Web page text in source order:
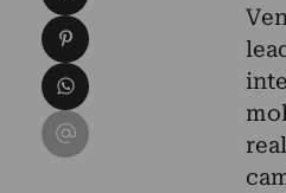
Condividi su Pinterest
Condividi su
Condividi su Email